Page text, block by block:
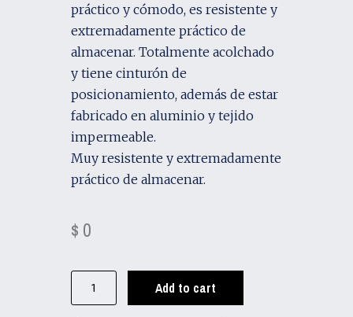
práctico y cómodo, es resistente y
extremadamente práctico de
almacenar. Totalmente acolchado
y tiene cinturón de
posicionamiento, además de estar
fabricado en aluminio y tejido
impermeable.
Muy resistente y extremadamente
práctico de almacenar.
$ 0
Add to cart